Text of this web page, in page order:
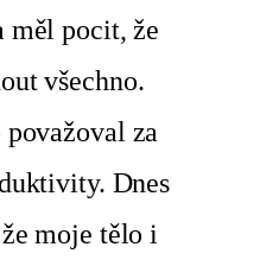
měl pocit, že
všechno.
za
Dnes
moje tělo i